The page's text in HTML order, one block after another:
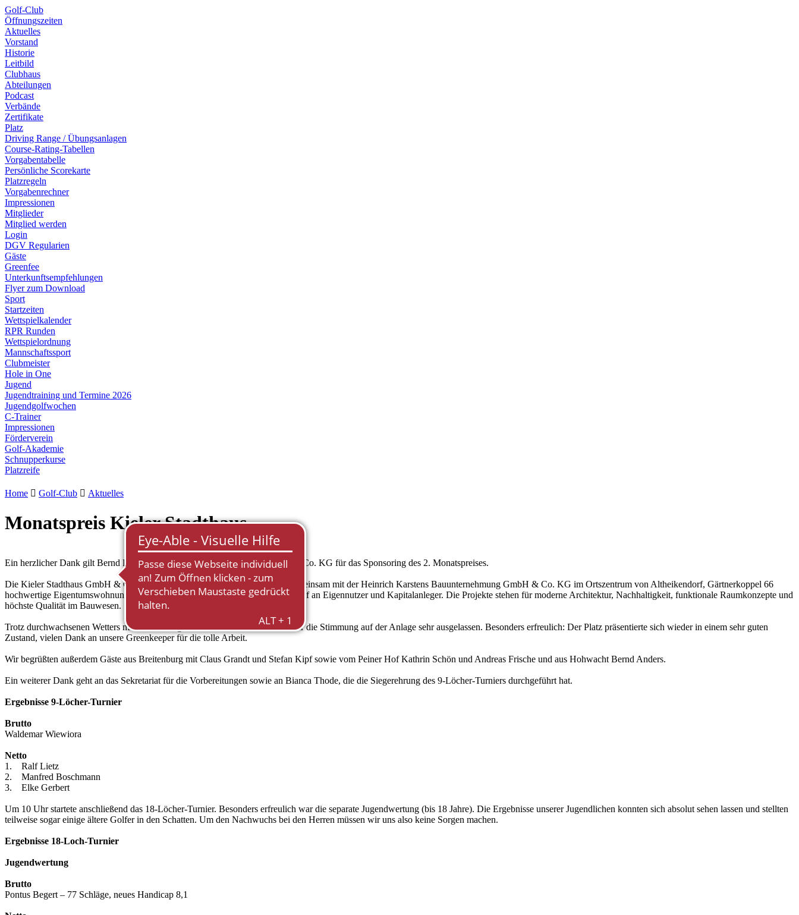
Golf-Club
Öffnungszeiten
Aktuelles
Vorstand
Historie
Leitbild
Clubhaus
Abteilungen
Podcast
Verbände
Zertifikate
Platz
Driving Range / Übungsanlagen
Course-Rating-Tabellen
Vorgabentabelle
Persönliche Scorekarte
Platzregeln
Vorgabenrechner
Impressionen
Mitglieder
Mitglied werden
Login
DGV Regularien
Gäste
Greenfee
Unterkunftsempfehlungen
Flyer zum Download
Sport
Startzeiten
Wettspielkalender
RPR Runden
Wettspielordnung
Mannschaftssport
Clubmeister
Hole in One
Jugend
Jugendtraining und Termine 2026
Jugendgolfwochen
C-Trainer
Impressionen
Förderverein
Golf-Akademie
Schnupperkurse
Platzreife
Home  Golf-Club  Aktuelles
Monatspreis Kieler Stadthaus
Ein herzlicher Dank gilt Bernd Hoffmeister und der Kieler Stadthaus GmbH & Co. KG für das Sponsoring des 2. Monatspreises.
Die Kieler Stadthaus GmbH & Co. KG entwickelt und baut unter anderem gemeinsam mit der Heinrich Karstens Bauunternehmung GmbH & Co. KG im Ortszentrum von Altheikendorf, Gärtnerkoppel 66
hochwertige Eigentumswohnungen mit Tiefgarage zum schlüsselfertigen Verkauf an Eigennutzer und Kapitalanleger. Die Projekte stehen für moderne Architektur, Nachhaltigkeit, funktionale Raumkonzepte und
höchste Qualität im Bauwesen.
Trotz durchwachsenen Wetters mit kleinen Regenschauern und etwas Wind war die Stimmung auf der Anlage sehr ausgelassen. Besonders erfreulich: Der Platz präsentierte sich wieder in einem sehr guten
Zustand, vielen Dank an unsere Greenkeeper für die tolle Arbeit.
Wir begrüßten außerdem Gäste aus Breitenburg mit Claus Grandt und Stefan Kipf sowie vom Peiner Hof Kathrin Schön und Andreas Frische und aus Hohwacht Bernd Anders.
Ein weiterer Dank geht an das Sekretariat für die Vorbereitungen sowie an Bianca Thode, die die Siegerehrung des 9-Löcher-Turniers durchgeführt hat.
Ergebnisse 9-Löcher-Turnier
Brutto
Waldemar Wiewiora
Netto
1. Ralf Lietz
2. Manfred Boschmann
3. Elke Gerbert
Um 10 Uhr startete anschließend das 18-Löcher-Turnier. Besonders erfreulich war die separate Jugendwertung (bis 18 Jahre). Die Ergebnisse unserer Jugendlichen konnten sich absolut sehen lassen und stellten
teilweise sogar einige ältere Golfer in den Schatten. Um den Nachwuchs bei den Herren müssen wir uns also keine Sorgen machen.
Ergebnisse 18-Loch-Turnier
Jugendwertung
Brutto
Pontus Begert – 77 Schläge, neues Handicap 8,1